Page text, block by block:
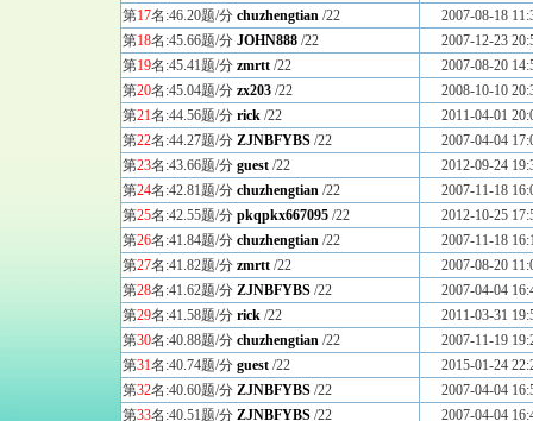
第17名:46.20题/分 chuzhengtian /22
2007-08-18
第18名:45.66题/分 JOHN888 /22
2007-12-23
第19名:45.41题/分 zmrtt /22
2007-08-20
第20名:45.04题/分 zx203 /22
2008-10-10
第21名:44.56题/分 rick /22
2011-04-01
第22名:44.27题/分 ZJNBFYBS /22
2007-04-04
第23名:43.66题/分 guest /22
2012-09-24
第24名:42.81题/分 chuzhengtian /22
2007-11-18
第25名:42.55题/分 pkqpkx667095 /22
2012-10-25
第26名:41.84题/分 chuzhengtian /22
2007-11-18
第27名:41.82题/分 zmrtt /22
2007-08-20
第28名:41.62题/分 ZJNBFYBS /22
2007-04-04
第29名:41.58题/分 rick /22
2011-03-31
第30名:40.88题/分 chuzhengtian /22
2007-11-19
第31名:40.74题/分 guest /22
2015-01-24
第32名:40.60题/分 ZJNBFYBS /22
2007-04-04
第33名:40.51题/分 ZJNBFYBS /22
2007-04-04